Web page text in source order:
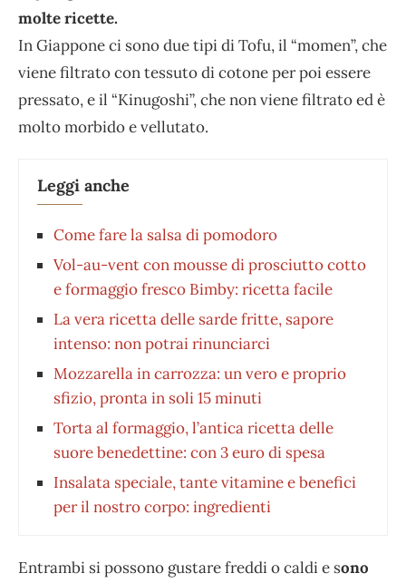
molte ricette.
In Giappone ci sono due tipi di Tofu, il “momen”, che
viene filtrato con tessuto di cotone per poi essere
pressato, e il “Kinugoshi”, che non viene filtrato ed è
molto morbido e vellutato.
Leggi anche
Come fare la salsa di pomodoro
Vol-au-vent con mousse di prosciutto cotto
e formaggio fresco Bimby: ricetta facile
La vera ricetta delle sarde fritte, sapore
intenso: non potrai rinunciarci
Mozzarella in carrozza: un vero e proprio
sfizio, pronta in soli 15 minuti
Torta al formaggio, l’antica ricetta delle
suore benedettine: con 3 euro di spesa
Insalata speciale, tante vitamine e benefici
per il nostro corpo: ingredienti
Entrambi si possono gustare freddi o caldi e sono